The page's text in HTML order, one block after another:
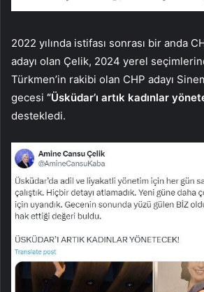
2022 yılında istifası sonrası bir anda
adayı olan Çelik, 2024 yerel
Türkmen’in rakibi olan CHP adayı
gecesi “Üsküdar’ı artık kadınlar
destekledi.